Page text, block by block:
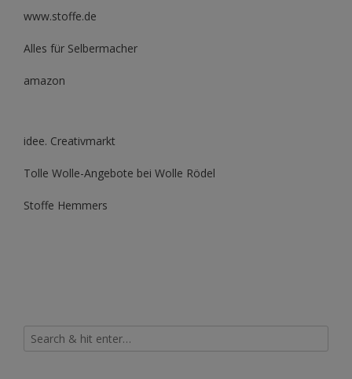
www.stoffe.de
Alles für Selbermacher
amazon
idee. Creativmarkt
Tolle Wolle-Angebote bei Wolle Rödel
Stoffe Hemmers